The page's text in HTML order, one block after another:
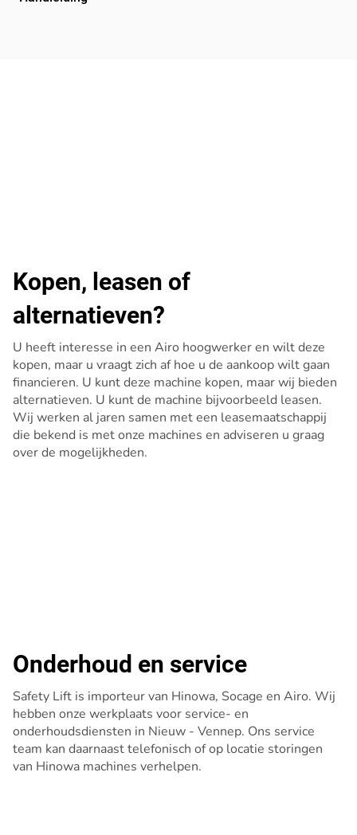
Onderhoud en service
Safety Lift is importeur van Hinowa, Socage en Airo. Wij
hebben onze werkplaats voor service- en
onderhoudsdiensten in Nieuw - Vennep. Ons service
team kan daarnaast telefonisch of op locatie storingen
van Hinowa machines verhelpen.
Kopen, leasen of
alternatieven?
U heeft interesse in een Airo hoogwerker en wilt deze
kopen, maar u vraagt zich af hoe u de aankoop wilt gaan
financieren. U kunt deze machine kopen, maar wij bieden
alternatieven. U kunt de machine bijvoorbeeld leasen.
Wij werken al jaren samen met een leasemaatschappij
die bekend is met onze machines en adviseren u graag
over de mogelijkheden.